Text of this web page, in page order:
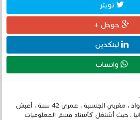
تويتر
جوجل +
لينكدين
واتساب
إسمي الكامل الحسين مزواد ، مغربي الجنسية ، عمري 42 سنة ، أعيش
، حيث أشتغل كأستاذ قسم المعلوميات